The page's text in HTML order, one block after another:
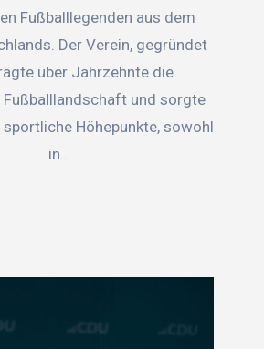
Fußballlegenden aus dem
Der Verein, gegründet
über Jahrzehnte die
und sorgte
Höhepunkte, sowohl
in…